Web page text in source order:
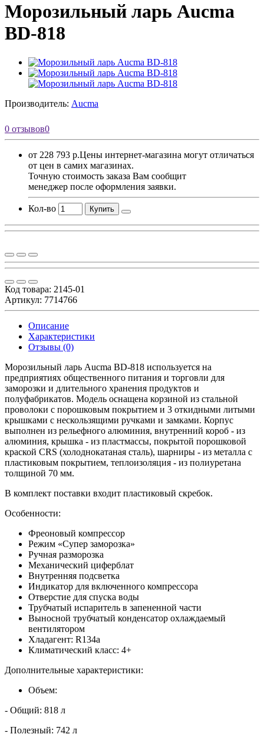
Морозильный ларь Aucma
BD-818
Производитель: Aucma
0 отзывов0
от 228 793 р.Цены интернет-магазина могут отличаться
от цен в самих магазинах.
Точную стоимость заказа Вам сообщит
менеджер после оформления заявки.
Кол-во Купить
Код товара: 2145-01
Артикул: 7714766
Описание
Характеристики
Отзывы (0)
Морозильный ларь Aucma BD-818 используется на
предприятиях общественного питания и торговли для
заморозки и длительного хранения продуктов и
полуфабрикатов. Модель оснащена корзиной из стальной
проволоки с порошковым покрытием и 3 откидными литыми
крышками с нескользящими ручками и замками. Корпус
выполнен из рельефного алюминия, внутренний короб - из
алюминия, крышка - из пластмассы, покрытой порошковой
краской CRS (холоднокатаная сталь), шарниры - из металла с
пластиковым покрытием, теплоизоляция - из полиуретана
толщиной 70 мм.
В комплект поставки входит пластиковый скребок.
Особенности:
Фреоновый компрессор
Режим «Супер заморозка»
Ручная разморозка
Механический циферблат
Внутренняя подсветка
Индикатор для включенного компрессора
Отверстие для спуска воды
Трубчатый испаритель в запененной части
Выносной трубчатый конденсатор охлаждаемый
вентилятором
Хладагент: R134a
Климатический класс: 4+
Дополнительные характеристики:
Объем:
- Общий: 818 л
- Полезный: 742 л